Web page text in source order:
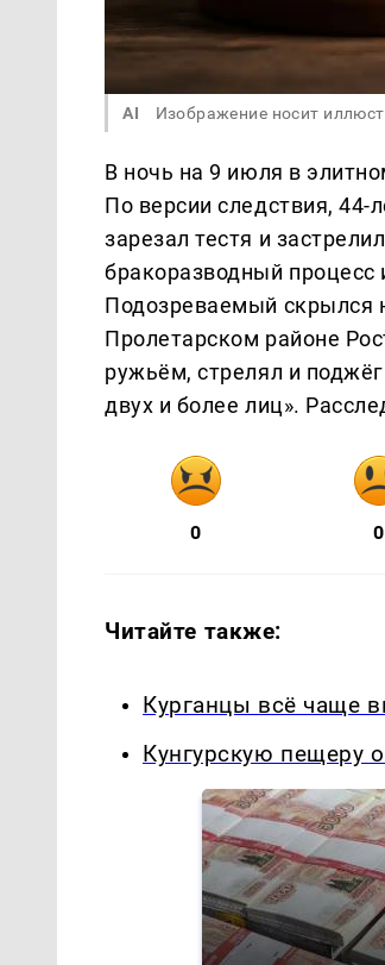
AI Изображение носит
В ночь на 9 июля в
По версии следствия, 44-
зарезал тестя и
бракоразводный
Подозреваемый скрылся
Пролетарском районе
ружьём, стрелял и
двух и более лиц».
0 0
Читайте также:
Курганцы всё чаще
Кунгурскую пещеру